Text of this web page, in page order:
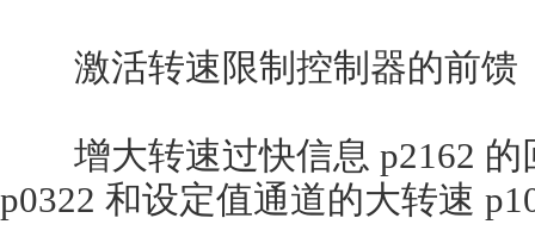
激活转速限制控制器的前馈
增大转速过快信息 p2162 的
p0322 和设定值通道的大转速